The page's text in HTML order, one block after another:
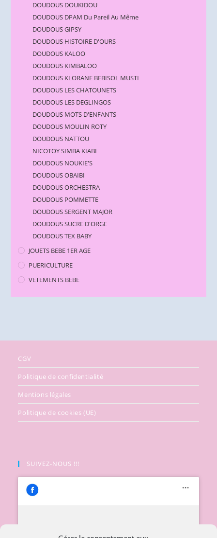
DOUDOUS DOUKIDOU
DOUDOUS DPAM Du Pareil Au Même
DOUDOUS GIPSY
DOUDOUS HISTOIRE D'OURS
DOUDOUS KALOO
DOUDOUS KIMBALOO
DOUDOUS KLORANE BEBISOL MUSTI
DOUDOUS LES CHATOUNETS
DOUDOUS LES DEGLINGOS
DOUDOUS MOTS D'ENFANTS
DOUDOUS MOULIN ROTY
DOUDOUS NATTOU
NICOTOY SIMBA KIABI
DOUDOUS NOUKIE'S
DOUDOUS OBAIBI
DOUDOUS ORCHESTRA
DOUDOUS POMMETTE
DOUDOUS SERGENT MAJOR
DOUDOUS SUCRE D'ORGE
DOUDOUS TEX BABY
JOUETS BEBE 1ER AGE
PUERICULTURE
VETEMENTS BEBE
CGV
Politique de confidentialité
Mentions légales
Politique de cookies (UE)
SUIVEZ-NOUS !!!